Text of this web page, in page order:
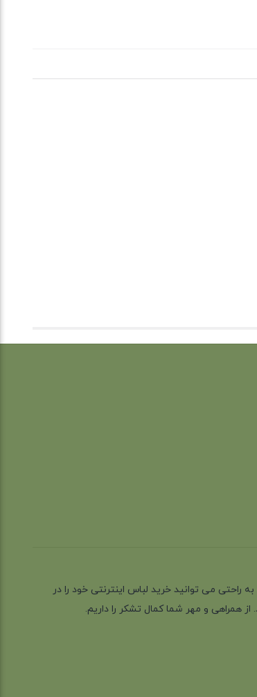
باشد که به راحتی می توانید خرید لباس اینترنتی خود را در
همراهی و مهر شما کمال تشکر را داریم.